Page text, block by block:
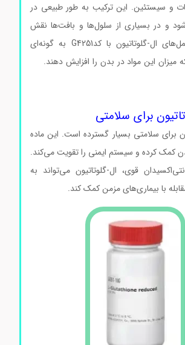
و سیستئین. این ترکیب به طور طبیعی در
و در بسیاری از سلول‌ها و بافت‌ها نقش
حیاتی دارد. مکمل‌های ال-گلوتاتیون با کدG4251 به گونه‌ای
این مواد در بدن را افزایش دهند.ال-
برای سلامتی
برای سلامتی بسیار گسترده است. این ماده
کمک کرده و سیستم ایمنی را تقویت می‌کند.
قوی، ال-گلوتاتیون می‌تواند به
با بیماری‌های مزمن کمک کند.